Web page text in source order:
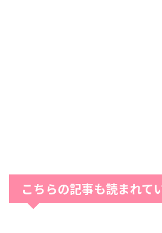
こちらの記事も読まれて